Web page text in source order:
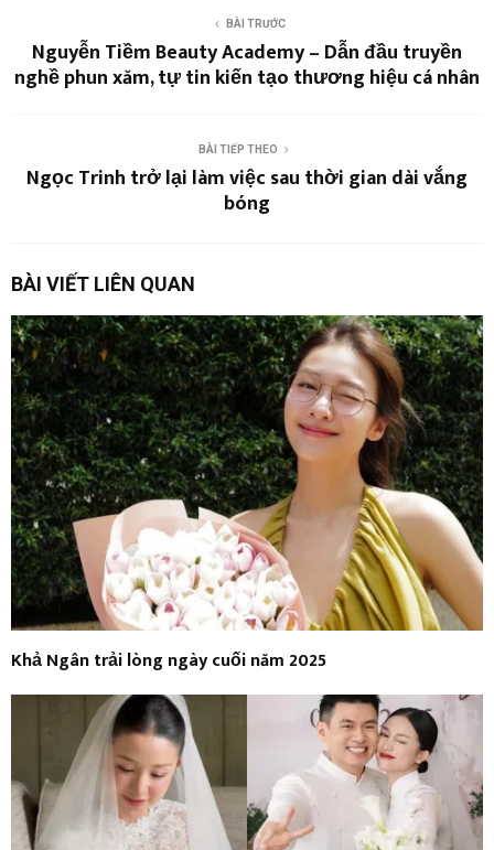
BÀI TRƯỚC
Nguyễn Tiềm Beauty Academy – Dẫn đầu truyền
nghề phun xăm, tự tin kiến tạo thương hiệu cá nhân
BÀI TIẾP THEO
Ngọc Trinh trở lại làm việc sau thời gian dài vắng
bóng
BÀI VIẾT LIÊN QUAN
Khả Ngân trải lòng ngày cuối năm 2025